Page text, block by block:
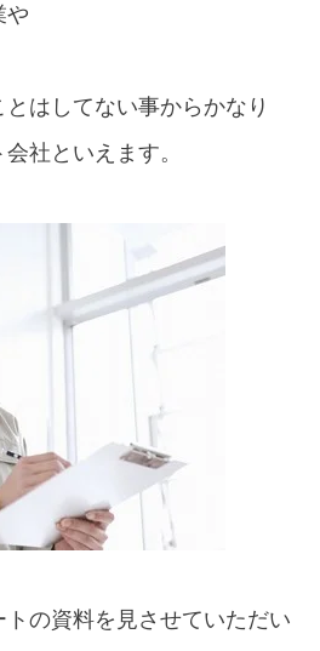
や
はしてない事からかなり
社といえます。
の資料を見させていただい